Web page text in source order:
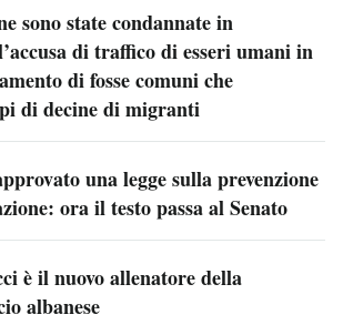
sono state condannate in
di traffico di esseri umani in
di fosse comuni che
di decine di migranti
una legge sulla prevenzione
ora il testo passa al Senato
è il nuovo allenatore della
albanese